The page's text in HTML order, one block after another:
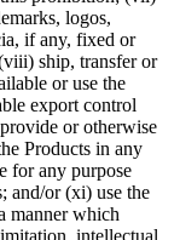
logos,
if any, fixed or
ship, transfer or
or use the
export control
or otherwise
Products in any
for any purpose
and/or (xi) use the
manner which